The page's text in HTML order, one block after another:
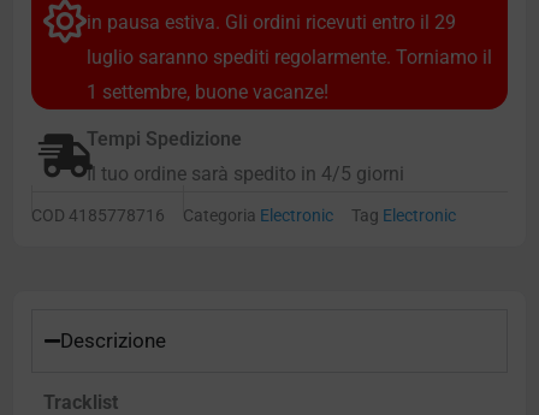
in pausa estiva. Gli ordini ricevuti entro il 29
luglio saranno spediti regolarmente. Torniamo il
1 settembre, buone vacanze!
Tempi Spedizione
Il tuo ordine sarà spedito in 4/5 giorni
COD 4185778716 Categoria Electronic Tag Electronic
Descrizione
Tracklist